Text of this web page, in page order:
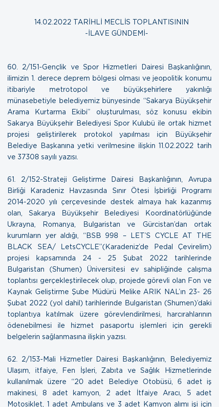
14.02.2022 TARİHLİ MECLİS TOPLANTISININ
-İLAVE GÜNDEMİ-
60. 2/151-Gençlik ve Spor Hizmetleri Dairesi Başkanlığının,
ilimizin 1. derece deprem bölgesi olması ve jeopolitik konumu
itibariyle metrotopol ve büyükşehirlere yakınlığı
münasebetiyle belediyemiz bünyesinde “Sakarya Büyükşehir
Arama Kurtarma Ekibi” oluşturulması, söz konusu ekibin
Sakarya Büyükşehir Belediyesi Spor Kulubü ile ortak hizmet
projesi geliştirilerek protokol yapılması için Büyükşehir
Belediye Başkanına yetki verilmesine ilişkin11.02.2022 tarih
ve 37308 sayılı yazısı
61. 2/152-Strateji Geliştirme Dairesi Başkanlığının, Avrupa
Birliği Karadeniz Havzasında Sınır Ötesi İşbirliği Programı
2014-2020 yılı çerçevesinde destek almaya hak kazanmış
olan, Sakarya Büyükşehir Belediyesi Koordinatörlüğünde
Ukrayna, Romanya, Bulgaristan ve Gürcistan’dan ortak
kurumların yer aldığı, “BSB 998 – LET’S CYCLE AT THE
BLACK SEA/ LetsCYCLE”(Karadeniz’de Pedal Çevirelim)
projesi kapsamında 24 - 25 Şubat 2022 tarihlerinde
Bulgaristan (Shumen) Üniversitesi ev sahipliğinde çalışma
toplantısı gerçekleştirilecek olup, projede görevli olan Fon ve
Kaynak Geliştirme Şube Müdürü Melike ARIK NAL’ın 23- 26
Şubat 2022 (yol dahil) tarihlerinde Bulgaristan (Shumen)’daki
toplantıya katılmak üzere görevlendirilmesi, harcırahlarının
ödenebilmesi ile hizmet pasaportu işlemleri için gerekli
belgelerin sağlanmasına ilişkin yazısı.
62. 2/153-Mali Hizmetler Dairesi Başkanlığının, Belediyemiz
Ulaşım, itfaiye, Fen İşleri, Zabıta ve Sağlık Hizmetlerinde
kullanılmak üzere “20 adet Belediye Otobüsü, 6 adet iş
makinesi, 8 adet kamyon, 2 adet İtfaiye Aracı, 5 adet
Motosiklet, 1 adet Ambulans ve 3 adet Kamyon alımı işi için